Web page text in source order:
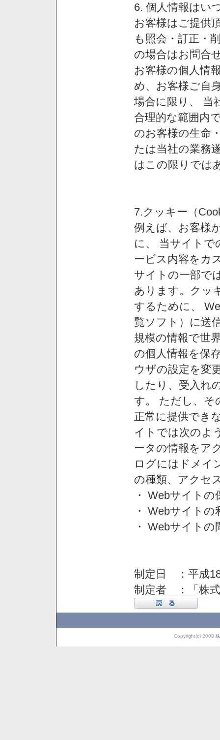
6. 個人情報はい
お客様はご提供
も照会・訂正・
の場合はお問合
お客様の個人情
め、お客様ご自
場合に限り、 当
合理的な範囲内
のお客様の生命
たは当社の業務
はこの限りでは
7.クッキー（
例えば、お客様
に、 当サイトで
ービス内容をカ
サイトの一部で
あります。クッ
するために、
覧ソフト）に送
規模の情報で世
の個人情報を保
ウザの設定を変
したり、受入れ
す。 ただし、そ
正常に提供でき
イトでは次のよ
ータの情報をア
ログにはドメイ
の種類、アクセ
・ Webサイトの
・ Webサイト
・ Webサイト
制定日 ：平成
制定者 ：「株
Copyright(c) 2008